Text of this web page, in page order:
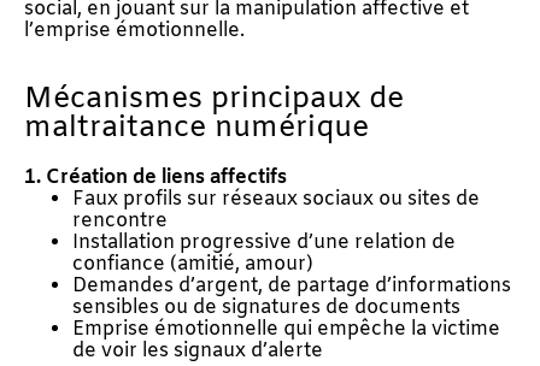
social, en jouant sur la manipulation affective et
l’emprise émotionnelle.
Mécanismes principaux de
maltraitance numérique
1. Création de liens affectifs
Faux profils sur réseaux sociaux ou sites de
rencontre
Installation progressive d’une relation de
confiance (amitié, amour)
Demandes d’argent, de partage d’informations
sensibles ou de signatures de documents
Emprise émotionnelle qui empêche la victime
de voir les signaux d’alerte